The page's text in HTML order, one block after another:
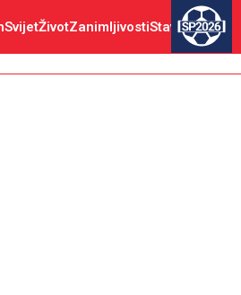
SvijetŽivotZanimljivostiStav SP2026